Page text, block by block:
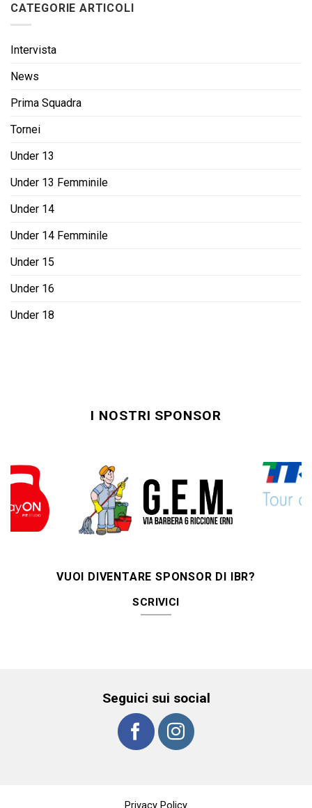
CATEGORIE ARTICOLI
Intervista
News
Prima Squadra
Tornei
Under 13
Under 13 Femminile
Under 14
Under 14 Femminile
Under 15
Under 16
Under 18
I NOSTRI SPONSOR
VUOI DIVENTARE SPONSOR DI IBR?
SCRIVICI
Seguici sui social
Privacy Policy